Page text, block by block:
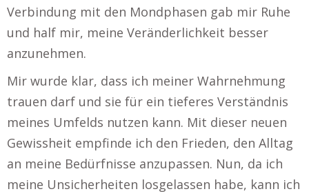
Verbindung mit den Mondphasen gab mir Ruhe
und half mir, meine Veränderlichkeit besser
anzunehmen.
Mir wurde klar, dass ich meiner Wahrnehmung
trauen darf und sie für ein tieferes Verständnis
meines Umfelds nutzen kann. Mit dieser neuen
Gewissheit empfinde ich den Frieden, den Alltag
an meine Bedürfnisse anzupassen. Nun, da ich
meine Unsicherheiten losgelassen habe, kann ich